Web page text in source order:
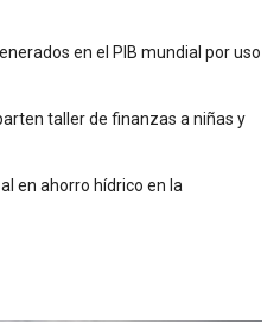
en el PIB mundial por uso
taller de finanzas a niñas y
en ahorro hídrico en la